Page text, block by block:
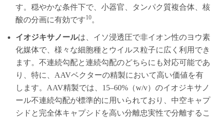
す。穏やかな条件下で、小器官、タンパク質複合体、核
酸の分画に有効です10。
イオジキサノールは、イソ浸透圧で非イオン性のヨウ素
化媒体で、様々な細胞種とウイルス粒子に広く利用でき
ます。不連続勾配と連続勾配のどちらにも対応可能であ
り、特に、AAVベクターの精製において高い価値を有
します。AAV精製では、15–60%（w/v）のイオジキサノ
ール不連続勾配が標準的に用いられており、中空キャプ
シドと完全体キャプシドを高い分離忠実性で分離するこ